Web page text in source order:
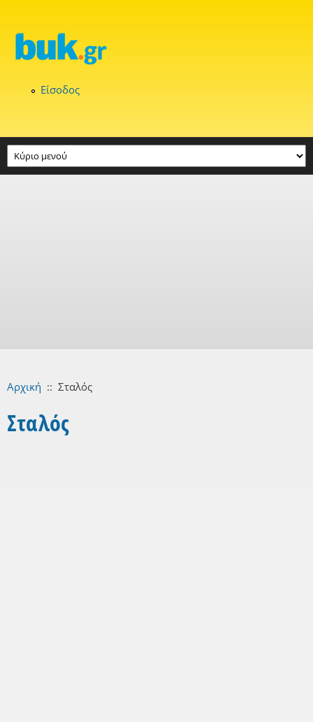
Είσοδος
Αρχική :: Σταλός
Σταλός